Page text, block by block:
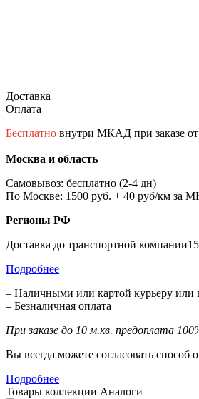
Доставка
Оплата
Бесплатно внутри МКАД при заказе от
Москва и область
Самовывоз: бесплатно (2-4 дн)
По Москве: 1500 руб. + 40 руб/км за
Регионы РФ
Доставка до транспортной
Подробнее
– Наличными или картой курьеру или
– Безналичная оплата
При заказе до 10 м.кв. предоплата
Вы всегда можете согласовать способ
Подробнее
Товары коллекции Аналоги